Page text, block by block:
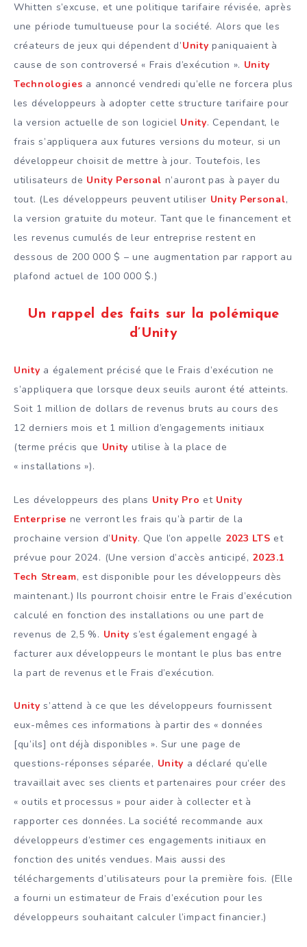
Whitten s’excuse, et une politique tarifaire révisée, après
une période tumultueuse pour la société. Alors que les
créateurs de jeux qui dépendent d’Unity paniquaient à
cause de son controversé « Frais d’exécution ». Unity
Technologies a annoncé vendredi qu’elle ne forcera plus
les développeurs à adopter cette structure tarifaire pour
la version actuelle de son logiciel Unity. Cependant, le
frais s’appliquera aux futures versions du moteur, si un
développeur choisit de mettre à jour. Toutefois, les
utilisateurs de Unity Personal n’auront pas à payer du
tout. (Les développeurs peuvent utiliser Unity Personal,
la version gratuite du moteur. Tant que le financement et
les revenus cumulés de leur entreprise restent en
dessous de 200 000 $ – une augmentation par rapport au
plafond actuel de 100 000 $.)
Un rappel des faits sur la polémique
d’Unity
Unity a également précisé que le Frais d’exécution ne
s’appliquera que lorsque deux seuils auront été atteints.
Soit 1 million de dollars de revenus bruts au cours des
12 derniers mois et 1 million d’engagements initiaux
(terme précis que Unity utilise à la place de
« installations »).
Les développeurs des plans Unity Pro et Unity
Enterprise ne verront les frais qu’à partir de la
prochaine version d’Unity. Que l’on appelle 2023 LTS et
prévue pour 2024. (Une version d’accès anticipé, 2023.1
Tech Stream, est disponible pour les développeurs dès
maintenant.) Ils pourront choisir entre le Frais d’exécution
calculé en fonction des installations ou une part de
revenus de 2,5 %. Unity s’est également engagé à
facturer aux développeurs le montant le plus bas entre
la part de revenus et le Frais d’exécution.
Unity s’attend à ce que les développeurs fournissent
eux-mêmes ces informations à partir des « données
[qu’ils] ont déjà disponibles ». Sur une page de
questions-réponses séparée, Unity a déclaré qu’elle
travaillait avec ses clients et partenaires pour créer des
« outils et processus » pour aider à collecter et à
rapporter ces données. La société recommande aux
développeurs d’estimer ces engagements initiaux en
fonction des unités vendues. Mais aussi des
téléchargements d’utilisateurs pour la première fois. (Elle
a fourni un estimateur de Frais d’exécution pour les
développeurs souhaitant calculer l’impact financier.)